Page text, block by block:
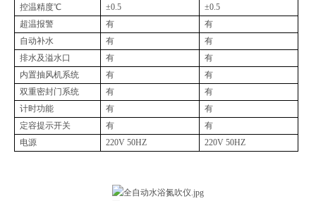
控温精度℃
±0.5
±0.5
超温报警
有
有
自动补水
有
有
排水及溢水口
有
有
内置抽风机系统
有
有
双重密封门系统
有
有
计时功能
有
有
定容提示开关
有
有
电源
220V 50HZ 220V 50HZ